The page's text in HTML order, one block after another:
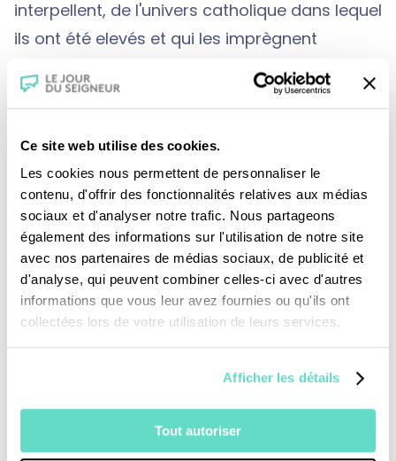
Ce site web utilise des cookies.
Les cookies nous permettent de personnaliser le
contenu, d'offrir des fonctionnalités relatives aux médias
sociaux et d'analyser notre trafic. Nous partageons
également des informations sur l'utilisation de notre site
avec nos partenaires de médias sociaux, de publicité et
d'analyse, qui peuvent combiner celles-ci avec d'autres
informations que vous leur avez fournies ou qu'ils ont
collectées lors de votre utilisation de leurs services.
Afficher les détails
Tout autoriser
interpellent, de l'univers catholique dans lequel
ils ont été elevés et qui les imprègnent
toujours. Enfant de choeur avec l'habit et un
public n'était-ce pas les prémices de l'acteur
Je fais un don
TOUS NOS PROGRAMMES
La messe